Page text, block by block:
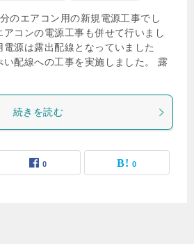
のエアコン用の新規電源工事でし
コンの電源工事も併せて行いまし
源は露出配線となっていました
い配線への工事を実施しました。 露
続きを読む
0 0